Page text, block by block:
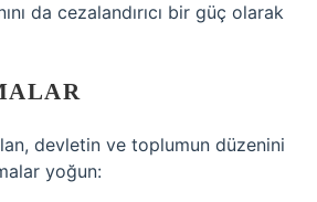
da cezalandırıcı bir güç olarak
devletin ve toplumun düzenini
yoğun: